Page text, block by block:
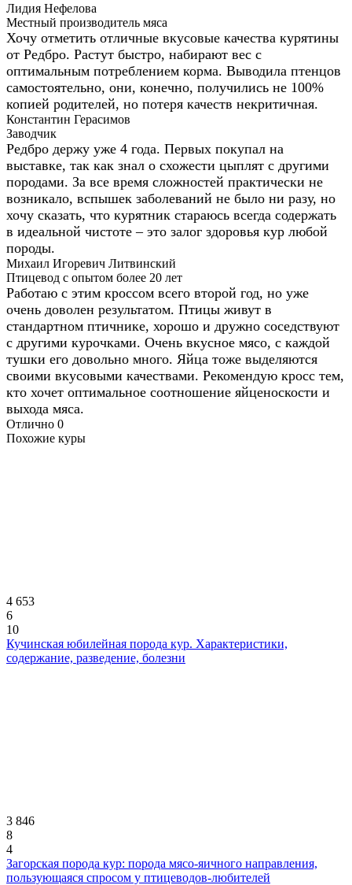
Лидия Нефелова
Местный производитель мяса
Хочу отметить отличные вкусовые качества курятины
от Редбро. Растут быстро, набирают вес с
оптимальным потреблением корма. Выводила птенцов
самостоятельно, они, конечно, получились не 100%
копией родителей, но потеря качеств некритичная.
Константин Герасимов
Заводчик
Редбро держу уже 4 года. Первых покупал на
выставке, так как знал о схожести цыплят с другими
породами. За все время сложностей практически не
возникало, вспышек заболеваний не было ни разу, но
хочу сказать, что курятник стараюсь всегда содержать
в идеальной чистоте – это залог здоровья кур любой
породы.
Михаил Игоревич Литвинский
Птицевод с опытом более 20 лет
Работаю с этим кроссом всего второй год, но уже
очень доволен результатом. Птицы живут в
стандартном птичнике, хорошо и дружно соседствуют
с другими курочками. Очень вкусное мясо, с каждой
тушки его довольно много. Яйца тоже выделяются
своими вкусовыми качествами. Рекомендую кросс тем,
кто хочет оптимальное соотношение яйценоскости и
выхода мяса.
Отлично 0
Похожие куры
4 653
6
10
Кучинская юбилейная порода кур. Характеристики,
содержание, разведение, болезни
3 846
8
4
Загорская порода кур: порода мясо-яичного направления,
пользующаяся спросом у птицеводов-любителей